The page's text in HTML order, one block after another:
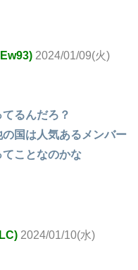
2024/01/09(火)
るんだろ？
国は人気あるメンバー
ことなのかな
2024/01/10(水)